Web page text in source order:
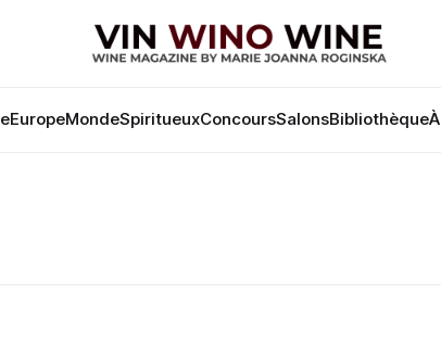
EuropeMondeSpiritueuxConcoursSalonsBibliothèque